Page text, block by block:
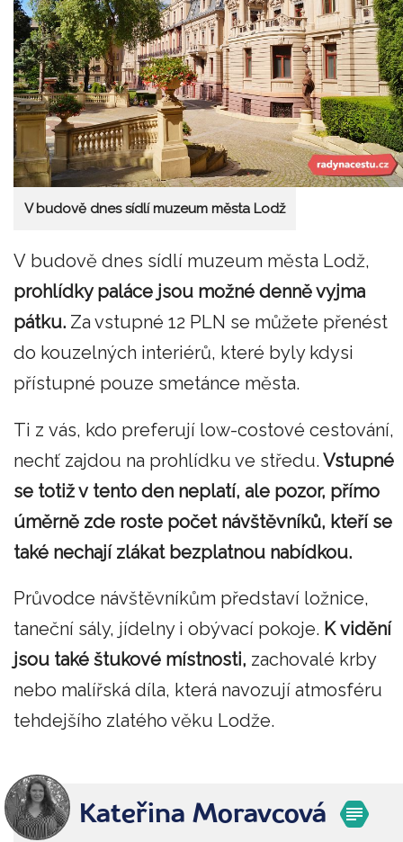
V budově dnes sídlí muzeum města Lodž
V budově dnes sídlí muzeum města Lodž,
prohlídky paláce jsou možné denně vyjma
pátku. Za vstupné 12 PLN se můžete přenést
do kouzelných interiérů, které byly kdysi
přístupné pouze smetánce města.
Ti z vás, kdo preferují low-costové cestování,
nechť zajdou na prohlídku ve středu. Vstupné
se totiž v tento den neplatí, ale pozor, přímo
úměrně zde roste počet návštěvníků, kteří se
také nechají zlákat bezplatnou nabídkou.
Průvodce návštěvníkům představí ložnice,
taneční sály, jídelny i obývací pokoje. K vidění
jsou také štukové místnosti, zachovalé krby
nebo malířská díla, která navozují atmosféru
tehdejšího zlatého věku Lodže.
Kateřina Moravcová